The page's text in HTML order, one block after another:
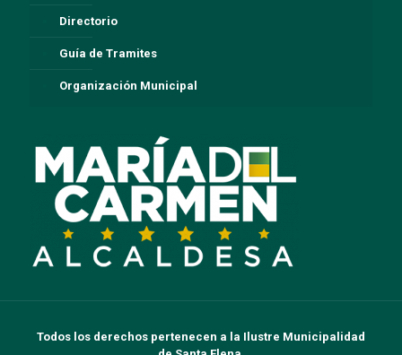
Directorio
Guía de Tramites
Organización Municipal
Todos los derechos pertenecen a la Ilustre Municipalidad